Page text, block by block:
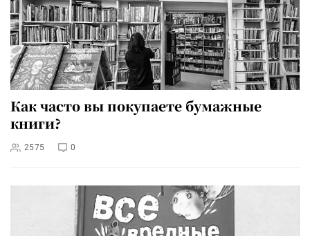
Как часто вы покупаете бумажные
книги?
2575 0